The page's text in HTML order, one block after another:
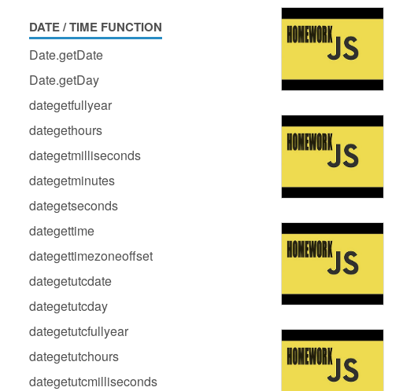
DATE / TIME FUNCTION
Date.getDate
Date.getDay
dategetfullyear
dategethours
dategetmilliseconds
dategetminutes
dategetseconds
dategettime
dategettimezoneoffset
dategetutcdate
dategetutcday
dategetutcfullyear
dategetutchours
dategetutcmilliseconds